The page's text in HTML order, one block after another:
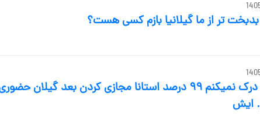
تر از ما گیلانیا بازم کسی هست؟
واقعا درک نمیکنم ۹۹ درصد استانا مجازی کردن بعد
ایش